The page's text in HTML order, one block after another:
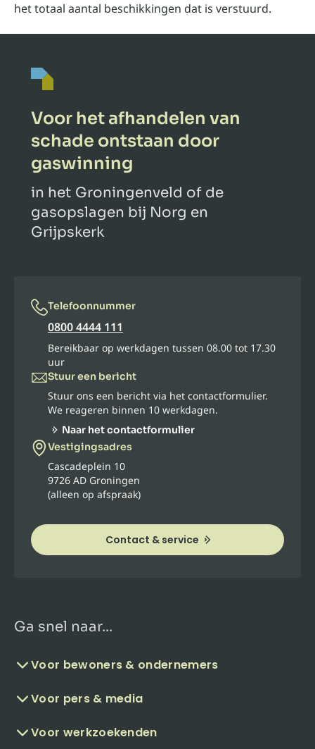
het totaal aantal beschikkingen dat is verstuurd.
Voor het afhandelen van
schade ontstaan door
gaswinning
in het Groningenveld of de
gasopslagen bij Norg en
Grijpskerk
Telefoonnummer
0800 4444 111
Bereikbaar op werkdagen tussen 08.00 tot 17.30
uur
Stuur een bericht
Stuur ons een bericht via het contactformulier.
We reageren binnen 10 werkdagen.
Naar het contactformulier
Vestigingsadres
Cascadeplein 10
9726 AD Groningen
(alleen op afspraak)
Contact & service
Ga snel naar...
Voor bewoners & ondernemers
Voor pers & media
Voor werkzoekenden